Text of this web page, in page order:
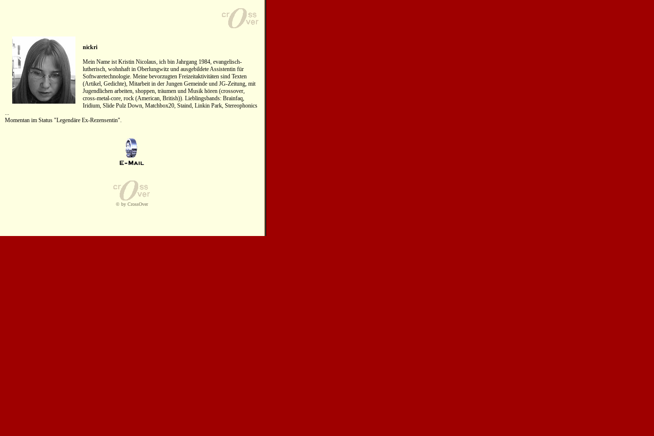
nickri
Mein Name ist Kristin Nicolaus, ich bin Jahrgang 1984, evangelisch-
lutherisch, wohnhaft in Oberlungwitz und ausgebildete Assistentin für
Softwaretechnologie. Meine bevorzugten Freizeitaktivitäten sind Texten
(Artikel, Gedichte), Mitarbeit in der Jungen Gemeinde und JG-Zeitung, mit
Jugendlichen arbeiten, shoppen, träumen und Musik hören (crossover,
cross-metal-core, rock (American, British)). Lieblingsbands: Brainfaq,
Iridium, Slide Pulz Down, Matchbox20, Staind, Linkin Park, Stereophonics
...
Momentan im Status "Legendäre Ex-Rezensentin".
© by CrossOver